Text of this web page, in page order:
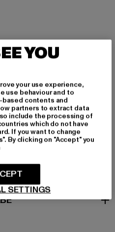
Nylon, 12% Elasthan
GmbH |info@tbint.de
| 64372 Ober-Ramstadt |
YOU
your use experience,
use behaviour and to
contents and
partners to extract data
include the processing of
which do not have
If you want to change
By clicking on "Accept" you
SETTINGS